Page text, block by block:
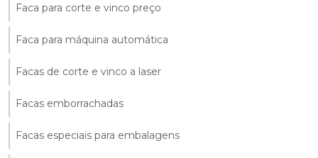
Faca para corte e vinco preço
Faca para máquina automática
Facas de corte e vinco a laser
Facas emborrachadas
Facas especiais para embalagens